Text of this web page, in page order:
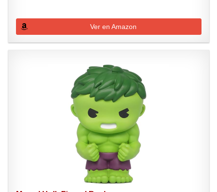
Ver en Amazon